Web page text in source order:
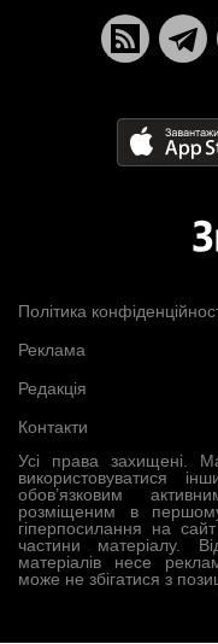
Усі права захищені.
використовуватися
обов’язковим
розміщеним в
гіперпосилання на
частини матеріалу.
матеріалів несе
може не збігатися з
Політика
Реклама
Редакція
Контакти